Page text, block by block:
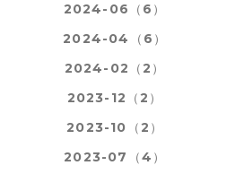
2024-06（6）
2024-04（6）
2024-02（2）
2023-12（2）
2023-10（2）
2023-07（4）